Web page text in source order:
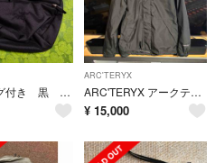
新品 タグ付き 黒 ブラック アークテリクス マンティス 2 ウエストパック ビームス購入 夏フェス
ARC'TERYX
ARC'TERYX アークテリクス ベータLT ジャケット L
¥ 15,000